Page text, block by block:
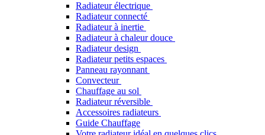
Radiateur électrique
Radiateur connecté
Radiateur à inertie
Radiateur à chaleur douce
Radiateur design
Radiateur petits espaces
Panneau rayonnant
Convecteur
Chauffage au sol
Radiateur réversible
Accessoires radiateurs
Guide Chauffage